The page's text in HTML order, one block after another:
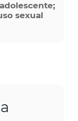
sexual